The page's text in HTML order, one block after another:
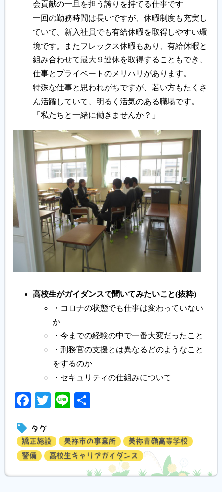
会貢献の一旦を担う誇りを持てる仕事です
一回の勤務時間は長いですが、休暇制度も充実し
ていて、新入社員でも有給休暇を取得しやすい環
境です。またフレックス休暇もあり、有給休暇と
組み合わせて最大９連休を取得することもでき、
仕事とプライベートのメリハリがあります。
特殊な仕事と思われがちですが、若い方もたくさ
ん活躍していて、明るく活気のある職場です。
「私たちと一緒に働きませんか？」
高校生がガイダンスで聞いてみたいこと(抜粋)
・コロナの状態でも仕事は変わっていない
か
・今までの経験の中で一番大変だったこと
・刑務官の支援とは異なるどのようなこと
をするのか
・セキュリティの仕組みについて
Facebook
Twitter
Line
タグ
矯正施設 美祢市の事業所
美祢青嶺高等学校
警備
高校生キャリアガイダンス